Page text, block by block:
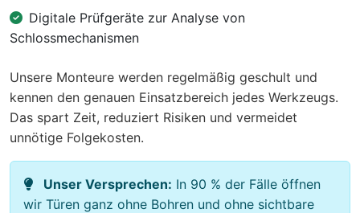
Digitale Prüfgeräte zur Analyse von
Schlossmechanismen
Unsere Monteure werden regelmäßig geschult und
kennen den genauen Einsatzbereich jedes Werkzeugs.
Das spart Zeit, reduziert Risiken und vermeidet
unnötige Folgekosten.
Unser Versprechen: In 90 % der Fälle öffnen
wir Türen ganz ohne Bohren und ohne sichtbare